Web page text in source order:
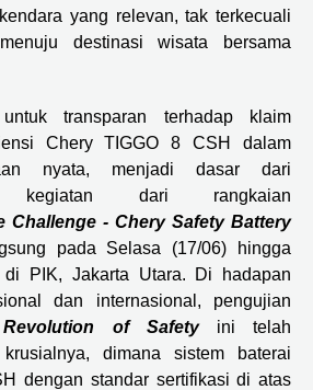
yang relevan, tak terkecuali
destinasi wisata bersama
transparan terhadap klaim
Chery TIGGO 8 CSH dalam
nyata, menjadi dasar dari
kegiatan dari rangkaian
Challenge - Chery Safety Battery
pada Selasa (17/06) hingga
PIK, Jakarta Utara. Di hadapan
dan internasional, pengujian
Revolution of Safetyini telah
dimana sistem baterai
dengan standar sertifikasi di atas